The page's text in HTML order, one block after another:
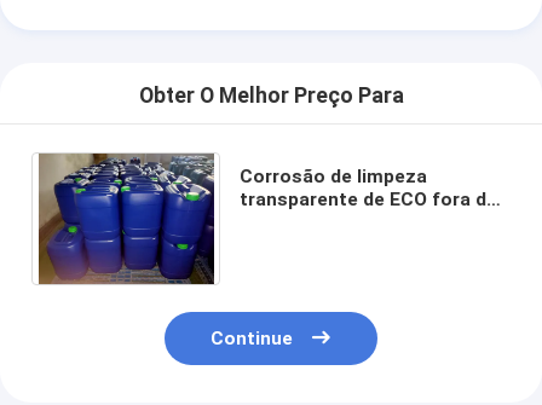
Obter O Melhor Preço Para
Corrosão de limpeza
transparente de ECO fora do
Continue